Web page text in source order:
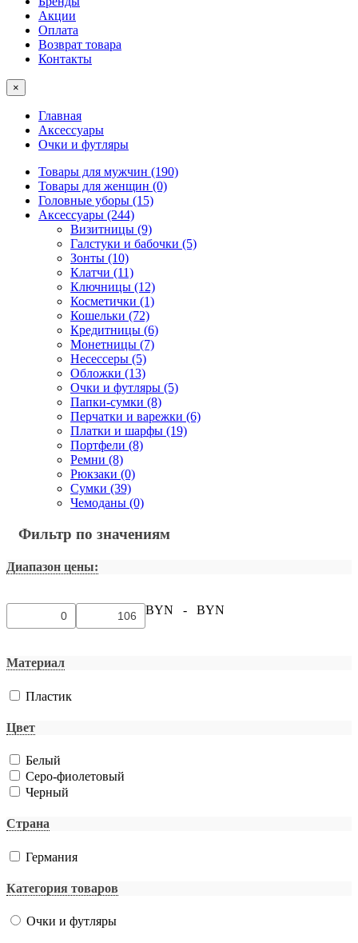
Акции
Оплата
Возврат товара
Контакты
×
Главная
Аксессуары
Очки и футляры
Товары для мужчин (190)
Товары для женщин (0)
Головные уборы (15)
Аксессуары (244)
Визитницы (9)
Галстуки и бабочки (5)
Зонты (10)
Клатчи (11)
Ключницы (12)
Косметички (1)
Кошельки (72)
Кредитницы (6)
Монетницы (7)
Несессеры (5)
Обложки (13)
Очки и футляры (5)
Папки-сумки (8)
Перчатки и варежки (6)
Платки и шарфы (19)
Портфели (8)
Ремни (8)
Рюкзаки (0)
Сумки (39)
Чемоданы (0)
Фильтр по значениям
Диапазон цены:
BYN - BYN
Материал
Пластик
Цвет
Белый
Серо-фиолетовый
Черный
Страна
Германия
Категория товаров
Очки и футляры